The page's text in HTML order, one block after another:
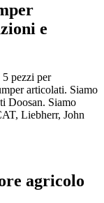
e
pezzi per
articolati. Siamo
Doosan. Siamo
Liebherr, John
agricolo